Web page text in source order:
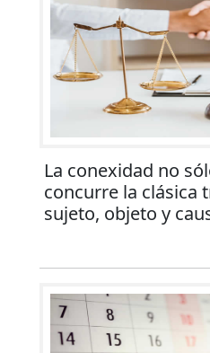
La conexidad no
concurre la clásica
sujeto, objeto y